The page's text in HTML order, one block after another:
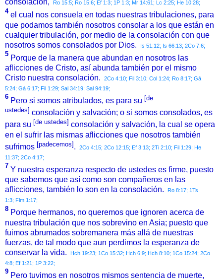
consolación, Ro 15:5; Ro 15:6; Ef 1:3; 1P 1:3; Mr 14:61; Lc 2:25; He 10:28;
4 el cual nos consuela en todas nuestras tribulaciones, para
que podamos también nosotros consolar a los que están en
cualquier tribulación, por medio de la consolación con que
nosotros somos consolados por Dios.
Is 51:12; Is 66:13; 2Co 7:6;
5 Porque de la manera que abundan en nosotros las
aflicciones de Cristo, así abunda también por el mismo
Cristo nuestra consolación.
2Co 4:10; Fil 3:10; Col 1:24; Ro 8:17; Gá
5:24; Gá 6:17; Fil 1:29; Sal 34:19; Sal 94:19;
6 Pero si somos atribulados, es para su [de
ustedes] consolación y salvación; o si somos consolados, es
para su [de ustedes] consolación y salvación, la cual se opera
en el sufrir las mismas aflicciones que nosotros también
sufrimos [padecemos] . 2Co 4:15; 2Co 12:15; Ef 3:13; 2Ti 2:10; Fil 1:29; He
11:37; 2Co 4:17;
7 Y nuestra esperanza respecto de ustedes es firme, puesto
que sabemos que así como son compañeros en las
aflicciones, también lo son en la consolación.
Ro 8:17; 1Ts
1:3; Flm 1:17;
8 Porque hermanos, no queremos que ignoren acerca de
nuestra tribulación que nos sobrevino en Asia; puesto que
fuimos abrumados sobremanera más allá de nuestras
fuerzas, de tal modo que aun perdimos la esperanza de
conservar la vida.
Hch 19:23; 1Co 15:32; Hch 6:9; Hch 8:10; 1Co 15:24; 2Co
4:8; Ef 1:21; 1P 3:22;
9 Pero tuvimos en nosotros mismos sentencia de muerte,